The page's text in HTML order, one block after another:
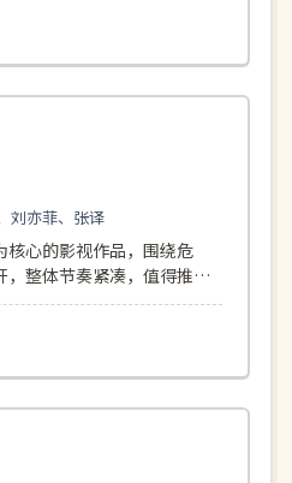
104分钟
刘亦菲、张译
核心的影视作品，围绕危
整体节奏紧凑，值得推荐
131分钟